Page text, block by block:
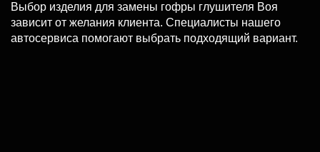
Выбор изделия для замены гофры глушителя Воя
зависит от желания клиента. Специалисты нашего
автосервиса помогают выбрать подходящий вариант.